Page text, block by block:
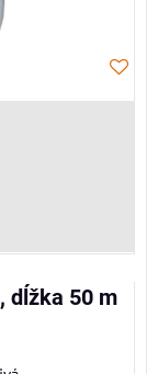
dĺžka 50 m